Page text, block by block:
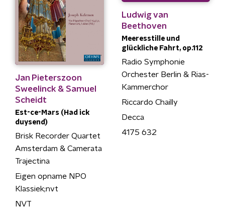
Jan Pieterszoon
Sweelinck & Samuel
Scheidt
Est-ce-Mars (Had ick
duysend)
Brisk Recorder Quartet
Amsterdam & Camerata
Trajectina
Eigen opname NPO
Klassiek;nvt
NVT
Ludwig van
Beethoven
Meeresstille und
glückliche Fahrt, op.112
Radio Symphonie
Orchester Berlin & Rias-
Kammerchor
Riccardo Chailly
Decca
4175 632